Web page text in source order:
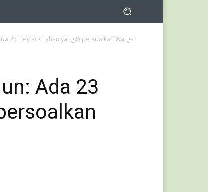
23 Hektare Lahan yang Dipersoalkan Warga
Ada 23